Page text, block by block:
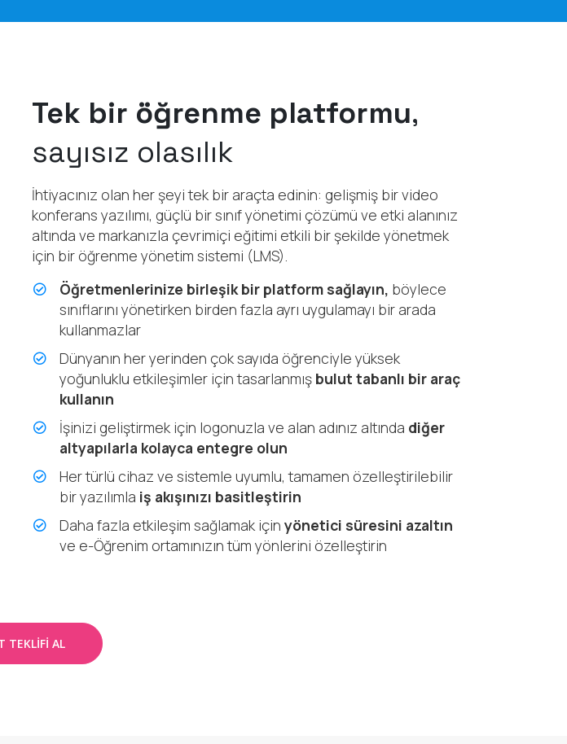
Tek bir öğrenme platformu,
sayısız olasılık
İhtiyacınız olan her şeyi tek bir araçta edinin: gelişmiş bir video
konferans yazılımı, güçlü bir sınıf yönetimi çözümü ve etki alanınız
altında ve markanızla çevrimiçi eğitimi etkili bir şekilde yönetmek
için bir öğrenme yönetim sistemi (LMS).
Öğretmenlerinize birleşik bir platform sağlayın, böylece
sınıflarını yönetirken birden fazla ayrı uygulamayı bir arada
kullanmazlar
Dünyanın her yerinden çok sayıda öğrenciyle yüksek
yoğunluklu etkileşimler için tasarlanmış bulut tabanlı bir araç
kullanın
İşinizi geliştirmek için logonuzla ve alan adınız altında diğer
altyapılarla kolayca entegre olun
Her türlü cihaz ve sistemle uyumlu, tamamen özelleştirilebilir
bir yazılımla iş akışınızı basitleştirin
Daha fazla etkileşim sağlamak için yönetici süresini azaltın
ve e-Öğrenim ortamınızın tüm yönlerini özelleştirin
TEKLIFI AL